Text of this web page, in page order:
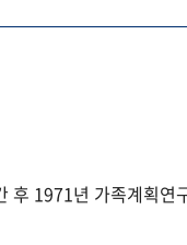
후 1971년 가족계획연